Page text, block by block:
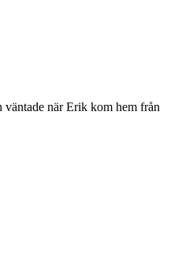
väntade när Erik kom hem från